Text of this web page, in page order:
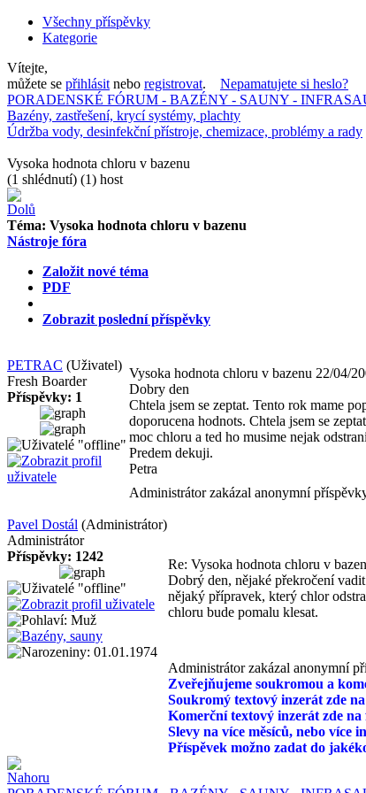
Všechny příspěvky
Kategorie
Vítejte,
můžete se přihlásit nebo registrovat. Nepamatujete si heslo?
PORADENSKÉ FÓRUM - BAZÉNY - SAUNY -
Bazény, zastřešení, krycí systémy, plachty
Údržba vody, desinfekční přístroje, chemizace, problémy a rady
Vysoka hodnota chloru v bazenu
(1 shlédnutí) (1) host
Téma: Vysoka hodnota chloru v bazenu
Nástroje fóra
Založit nové téma
PDF
Zobrazit poslední příspěvky
PETRAC (Uživatel)
Fresh Boarder
Příspěvky: 1
Vysoka hodnota chloru v bazenu 22/04/
Dobry den
Chtela jsem se zeptat. Tento rok mame
doporucena hodnots. Chtela jsem se
moc chloru a ted ho musime nejak
Predem dekuji.
Petra
Administrátor zakázal anonymní
Pavel Dostál (Administrátor)
Administrátor
Příspěvky: 1242
Re: Vysoka hodnota chloru v
Dobrý den, nějaké překročení
nějaký přípravek, který chlor
chloru bude pomalu klesat.
Administrátor zakázal anonymní
Zveřejňujeme soukromou a
Soukromý textový inzerát zde
Komerční textový inzerát zde na
Slevy na více měsíců, nebo více
Příspěvek možno zadat do